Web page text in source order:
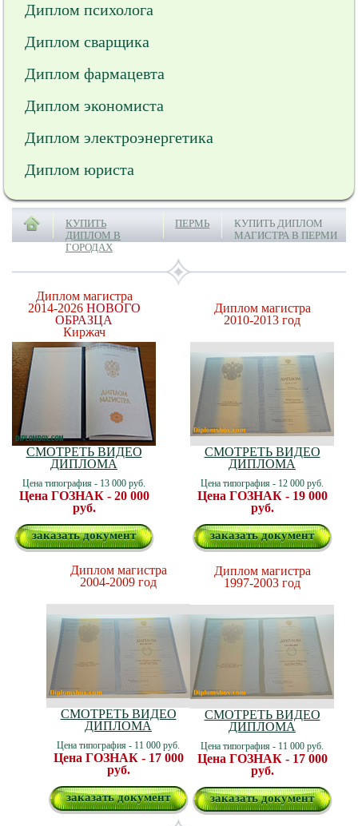
Диплом психолога
Диплом сварщика
Диплом фармацевта
Диплом экономиста
Диплом электроэнергетика
Диплом юриста
КУПИТЬ
ДИПЛОМ В
ГОРОДАХ
ПЕРМЬ
КУПИТЬ ДИПЛОМ
МАГИСТРА В ПЕРМИ
Диплом магистра
2014-2026 НОВОГО
ОБРАЗЦА
Киржач
СМОТРЕТЬ ВИДЕО
ДИПЛОМА
Цена типография - 13 000 руб.
Цена ГОЗНАК - 20 000
руб.
заказать документ
Диплом магистра
2010-2013 год
СМОТРЕТЬ ВИДЕО
ДИПЛОМА
Цена типография - 12 000 руб.
Цена ГОЗНАК - 19 000
руб.
заказать документ
Диплом магистра
2004-2009 год
СМОТРЕТЬ ВИДЕО
ДИПЛОМА
Цена типография - 11 000 руб.
Цена ГОЗНАК - 17 000
руб.
заказать документ
Диплом магистра
1997-2003 год
СМОТРЕТЬ ВИДЕО
ДИПЛОМА
Цена типография - 11 000 руб.
Цена ГОЗНАК - 17 000
руб.
заказать документ